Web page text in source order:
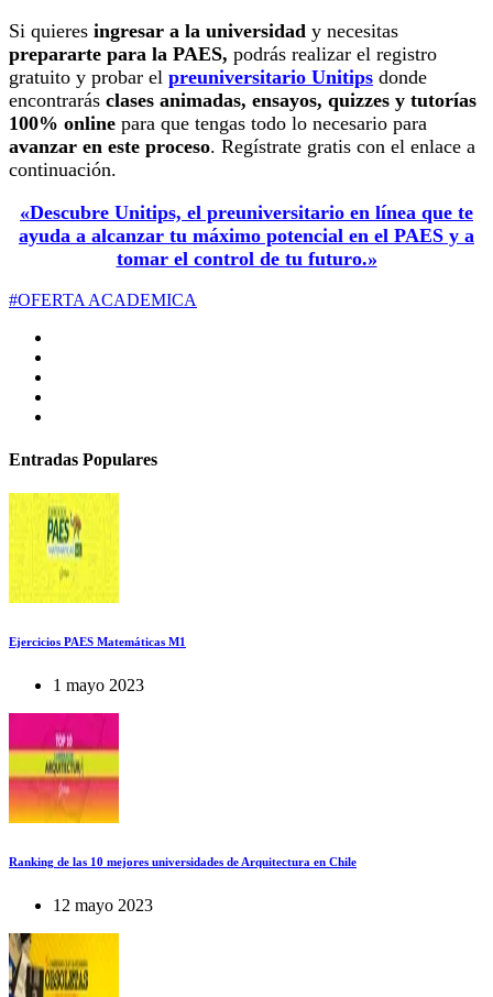
Si quieres ingresar a la universidad y necesitas
prepararte para la PAES, podrás realizar el registro
gratuito y probar el preuniversitario Unitips donde
encontrarás clases animadas, ensayos, quizzes y tutorías
100% online para que tengas todo lo necesario para
avanzar en este proceso. Regístrate gratis con el enlace a
continuación.
«Descubre Unitips, el preuniversitario en línea que te
ayuda a alcanzar tu máximo potencial en el PAES y a
tomar el control de tu futuro.»
#OFERTA ACADEMICA
Entradas Populares
Ejercicios PAES Matemáticas M1
1 mayo 2023
Ranking de las 10 mejores universidades de Arquitectura en Chile
12 mayo 2023